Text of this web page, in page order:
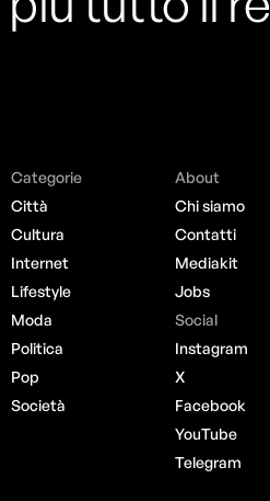
Categorie
Città
Cultura
Internet
Lifestyle
Moda
Politica
Pop
Società
About
Chi siamo
Contatti
Mediakit
Jobs
Social
Instagram
X
Facebook
YouTube
Telegram